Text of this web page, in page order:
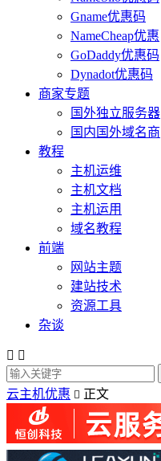
Gname优惠码
NameCheap优惠
GoDaddy优惠码
Dynadot优惠码
商家专题
国外独立服务器
国内国外域名商
教程
主机运维
主机文档
主机运用
域名教程
前端
网站主题
建站技术
资源工具
杂谈
 
云主机优惠  正文